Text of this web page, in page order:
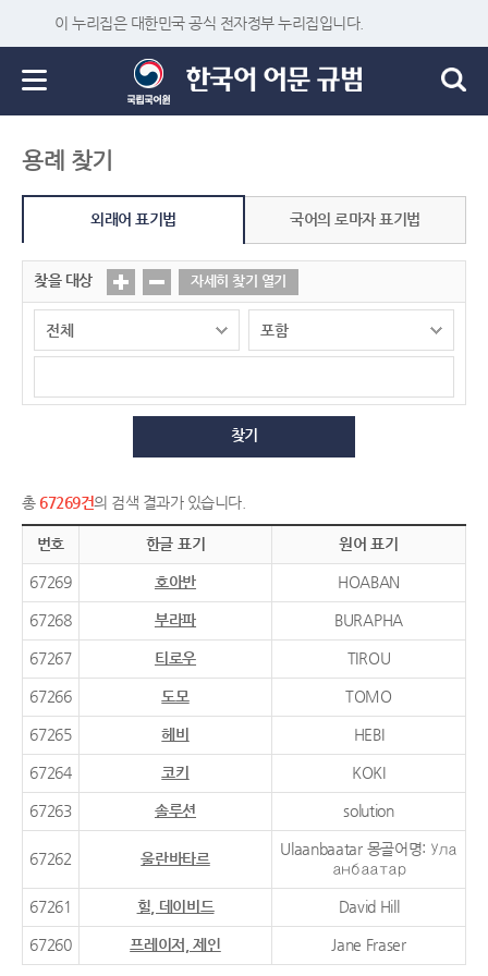
이 누리집은 대한민국 공식 전자정부 누리집입니다.
용례 찾기
외래어 표기법 국어의 로마자 표기법
찾을 대상 자세히 찾기 열기
찾기
총 67269건의 검색 결과가 있습니다.
번호 한글 표기 원어 표기
67269 호아반 HOABAN
67268 부라파 BURAPHA
67267 티로우 TIROU
67266 도모 TOMO
67265 헤비 HEBI
67264 코키 KOKI
67263 솔루션 solution
67262 울란바타르
Ulaanbaatar 몽골어명: Ула
анбаатар
67261 힐, 데이비드 David Hill
67260 프레이저, 제인 Jane Fraser